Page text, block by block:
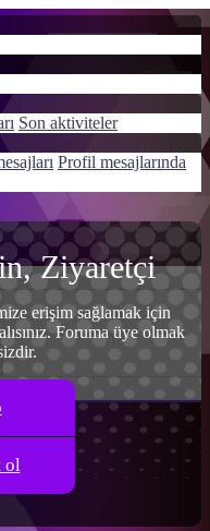
Son aktiviteler
Profil mesajlarında
Ziyaretçi
erişim sağlamak için
Foruma üye olmak
ol